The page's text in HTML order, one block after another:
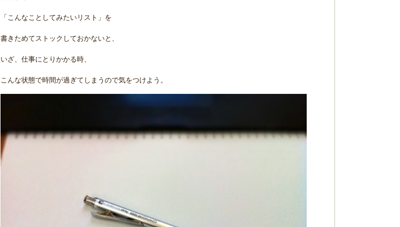
「こんなことしてみたいリスト」を
書きためてストックしておかないと、
いざ、仕事にとりかかる時、
こんな状態で時間が過ぎてしまうので気をつけよう。